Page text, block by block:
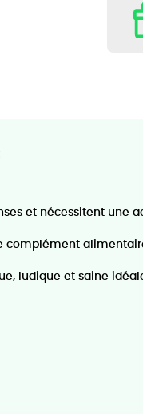
et nécessitent
complément
ludique et saine